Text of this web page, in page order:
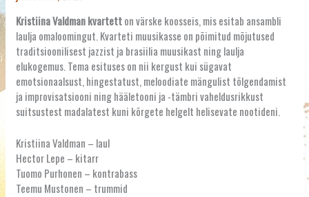
Kristiina Valdman kvartetton värske koosseis, mis esitab ansambli
laulja omaloomingut. Kvarteti muusikasse on põimitud mõjutused
traditsioonilisest jazzist ja brasiilia muusikast ning laulja
elukogemus. Tema esituses on nii kergust kui sügavat
emotsionaalsust, hingestatust, meloodiate mängulist tõlgendamist
ja improvisatsiooni ning hääletooni ja -tämbri vaheldusrikkust
suitsustest madalatest kuni kõrgete helgelt helisevate nootideni.
Kristiina Valdman – laul
Hector Lepe – kitarr
Tuomo Purhonen – kontrabass
Teemu Mustonen – trummid